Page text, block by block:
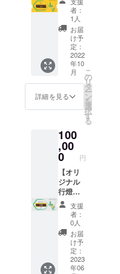
いる事
もあり
ますの
で、早
めのご
予約を
お願い
致しま
際に
は、ご
予約時
にチ
ケット
利用の
旨とお
名前を
下さ
い。 ＊
ホーム
ページ
からお
わせ頂
けま
す。 ＊
予約状
況によ
り希望
日が満
室と
なって
いる事
は応相
談 ・部
屋：ド
ミト
リー部
屋予定
・人
数：1チ
ケット
で1名
なりま
すの
で、備
考欄に
お名前
のご記
入をお
願い致
しま
す。 ＊
チケッ
トを利
用され
る際に
は、ご
をお作
りしま
すの
で、
カード
に表記
される
お名前
を備考
欄にご
す。 ＊
1日1杯
の提供
となり
ます。
＊チ
ケット
購入者
の方が
対象と
なりま
す ※リ
ターン
に酒類
が含ま
ショッ
プ開催
券】 宿
泊部屋
が4室、
1階のテ
ラス、2
階のベ
ランダ
とテラ
ス、
バーカ
ター、
ソファ
席、お
酒ス
ペース
と言っ
た空間
のある
浮木
で、イ
ベント
やワー
クショ
プを1日
開催す
者：
1人
お届
け予
定：
2022
年10
月
詳細を見る
こ
の
リ
タ
ー
ン
を
選
択
す
る
100
,00
0 円
【オリ
ジナル
行燈】
浮木の
看板と
しても
使って
いる行
燈を提
供致し
ます。
支援
者：
0人
お届
け予
定：
2023
年06